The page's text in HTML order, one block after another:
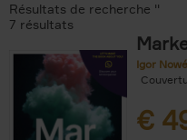
Résultats de recherche ''
7 résultats
Igor Nowé
€